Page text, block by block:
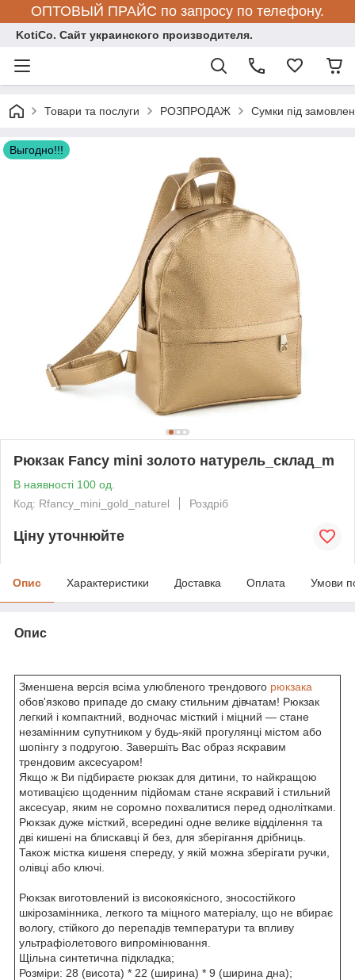
ОПТОВЫЙ ПРАЙС по запросу по телефону.
KotiCo. Сайт украинского производителя.
Товари та послуги РОЗПРОДАЖ Сумки під
Выгодно!!!
Рюкзак Fancy mini золото натурель_склад_m
В наявності 100 од.
Код: Rfancy_mini_gold_naturel
Роздріб
Ціну уточнюйте
Опис Характеристики Доставка Оплата Умови
Опис
Зменшена версія всіма улюбленого трендового рюкзака
обов'язково припаде до смаку стильним дівчатам! Рюкзак
легкий і компактний, водночас місткий і міцний — стане
незамінним супутником у будь-якій прогулянці містом або
шопінгу з подругою. Завершіть Вас образ яскравим
трендовим аксесуаром!
Якщо ж Ви підбираєте рюкзак для дитини, то найкращою
мотивацією щоденним підйомам стане яскравий і стильний
аксесуар, яким не соромно похвалитися перед однолітками.
Рюкзак дуже місткий, всередині одне велике відділення та
дві кишені на блискавці й без, для зберігання дрібниць.
Також містка кишеня спереду, у якій можна зберігати ручки,
олівці або ключі.
Рюкзак виготовлений із високоякісного, зносостійкого
шкірозамінника, легкого та міцного матеріалу, що не вбирає
вологу, стійкого до перепадів температури та впливу
ультрафіолетового випромінювання.
Щільна синтетична підкладка;
Розміри: 28 (висота) * 22 (ширина) * 9 (ширина дна);